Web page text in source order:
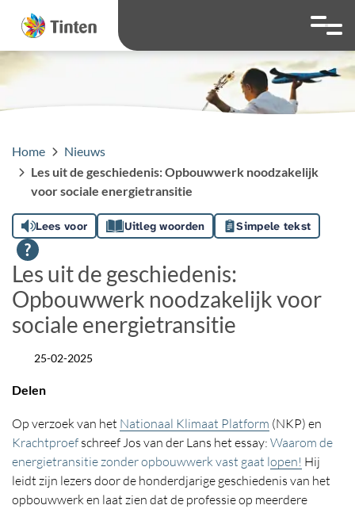
overslaan
Hoog contrast
Ga naar
Home
Nieuws
Les uit de geschiedenis: Opbouwwerk noodzakelijk
voor sociale energietransitie
Lees voor Uitleg woorden Simpele tekst
Les uit de geschiedenis:
Opbouwwerk noodzakelijk voor
sociale energietransitie
Datum
25-02-2025
Delen
Op verzoek van het Nationaal Klimaat Platform (NKP) en
Krachtproef schreef Jos van der Lans het essay: Waarom de
energietransitie zonder opbouwwerk vast gaat lopen! Hij
leidt zijn lezers door de honderdjarige geschiedenis van het
opbouwwerk en laat zien dat de professie op meerdere